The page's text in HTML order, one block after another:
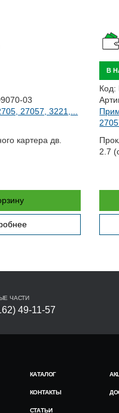
03
27057, 3221,...
картера дв.
В
Код:
2.7
ЧАСТИ
49-11-57
КАТАЛОГ
КОНТАКТЫ
СТАТЬИ